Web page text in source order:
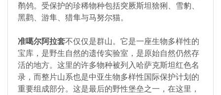
鹡鸰。受保护的珍稀物种包括突厥斯坦猞猁、雪豹、
黑鹳、游隼、猎隼与马努尔猫。
准噶尔阿拉套不仅仅是群山。它是一座生物多样性的
宝库，是野生自然的遗传实验室，是原始自然仍然存
活的地方。这里的许多物种被列入哈萨克斯坦红色名
录，而整片山系也是中亚生物多样性国际保护计划的
重要组成部分。这是最后的野性堡垒之一，在这里，